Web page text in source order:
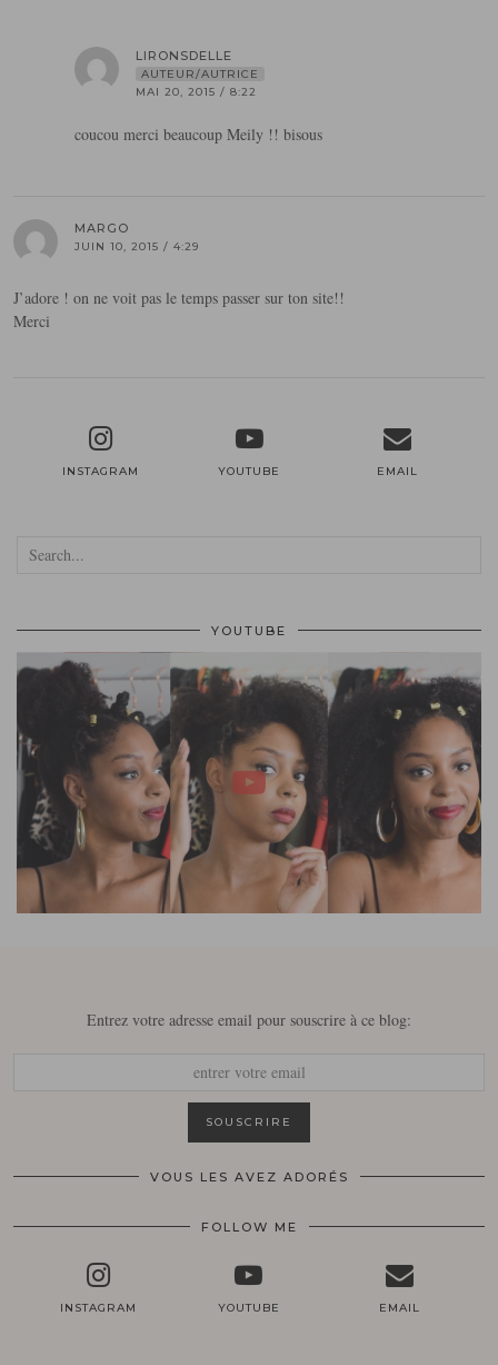
LIRONSDELLE
AUTEUR/AUTRICE
MAI 20, 2015 / 8:22
coucou merci beaucoup Meily !! bisous
MARGO
JUIN 10, 2015 / 4:29
J’adore ! on ne voit pas le temps passer sur ton site!!
Merci
INSTAGRAM YOUTUBE EMAIL
YOUTUBE
Entrez votre adresse email pour souscrire à ce blog:
VOUS LES AVEZ ADORÉS
FOLLOW ME
INSTAGRAM YOUTUBE EMAIL